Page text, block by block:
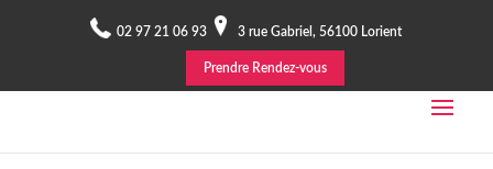
02 97 21 06 93 3 rue Gabriel, 56100 Lorient
Prendre Rendez-vous